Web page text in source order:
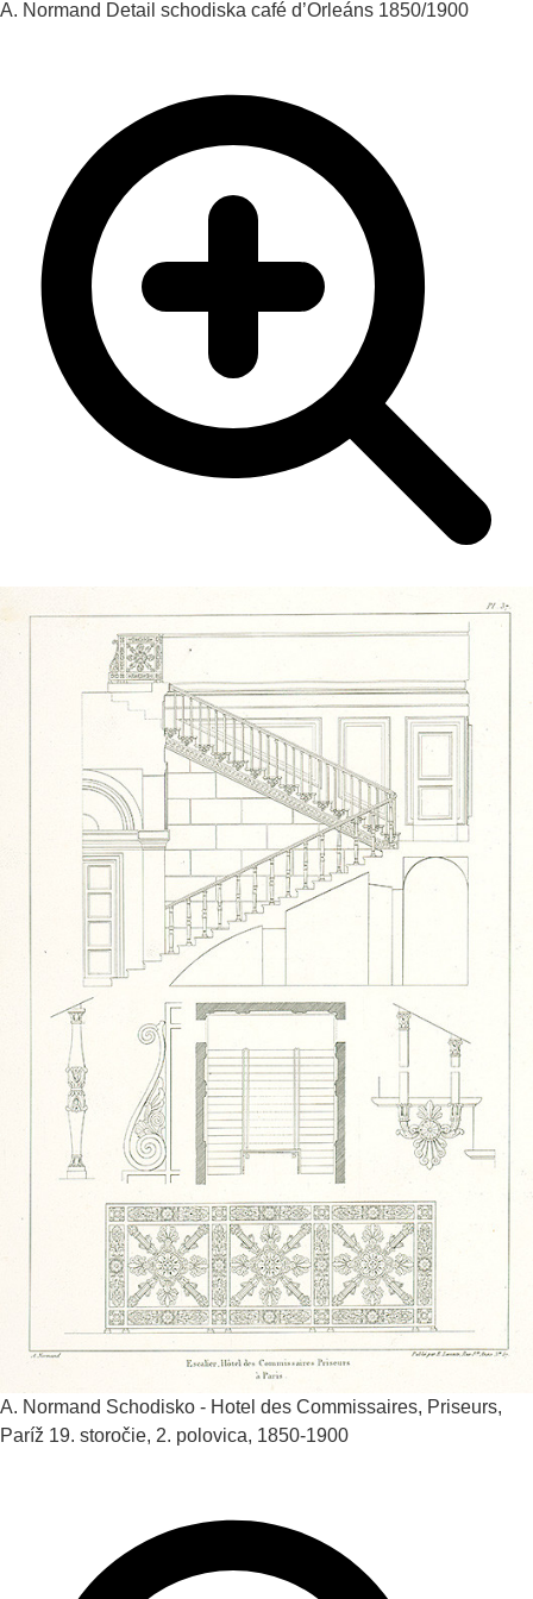
A. Normand Detail schodiska café d’Orleáns 1850/1900
A. Normand Schodisko - Hotel des Commissaires, Priseurs,
Paríž 19. storočie, 2. polovica, 1850-1900